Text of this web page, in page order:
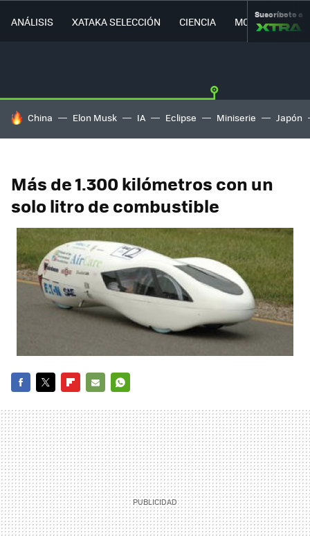
ANÁLISIS XATAKA SELECCIÓN CIENCIA MOVILIDAD
Suscríbete a
HOY SE HABLA DE
China Elon Musk IA Eclipse Miniserie Japón
Más de 1.300 kilómetros con un
solo litro de combustible
MAIL